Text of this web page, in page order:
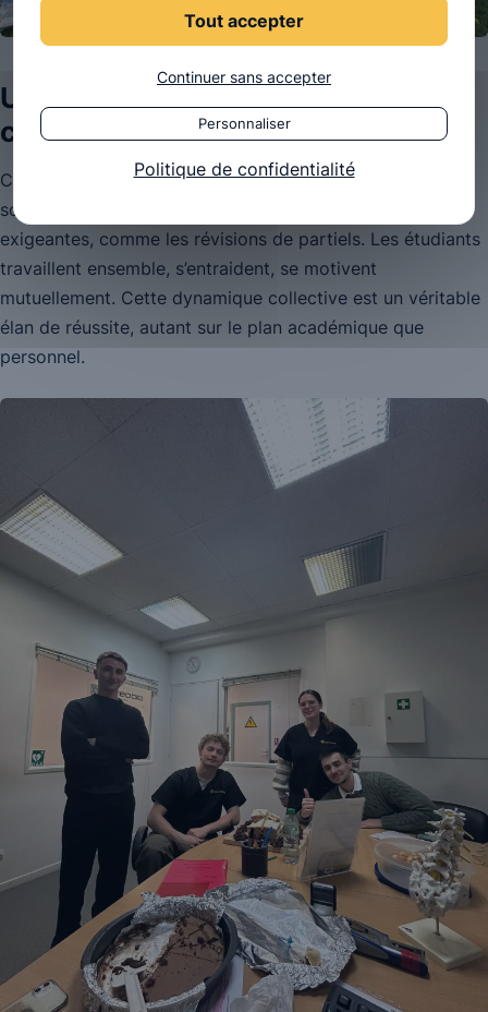
Une entraide précieuse dans un
cursus exigeant
Ces moments de convivialité renforcent des liens déjà
solides, qui deviennent précieux lors des périodes plus
exigeantes, comme les révisions de partiels. Les étudiants
travaillent ensemble, s’entraident, se motivent
mutuellement. Cette dynamique collective est un véritable
élan de réussite, autant sur le plan académique que
personnel.
Tout accepter
Continuer sans accepter
Personnaliser
Politique de confidentialité